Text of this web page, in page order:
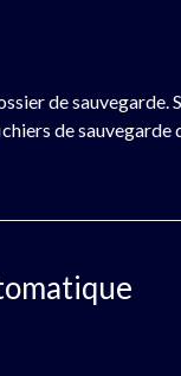
de sauvegarde.
de sauvegarde